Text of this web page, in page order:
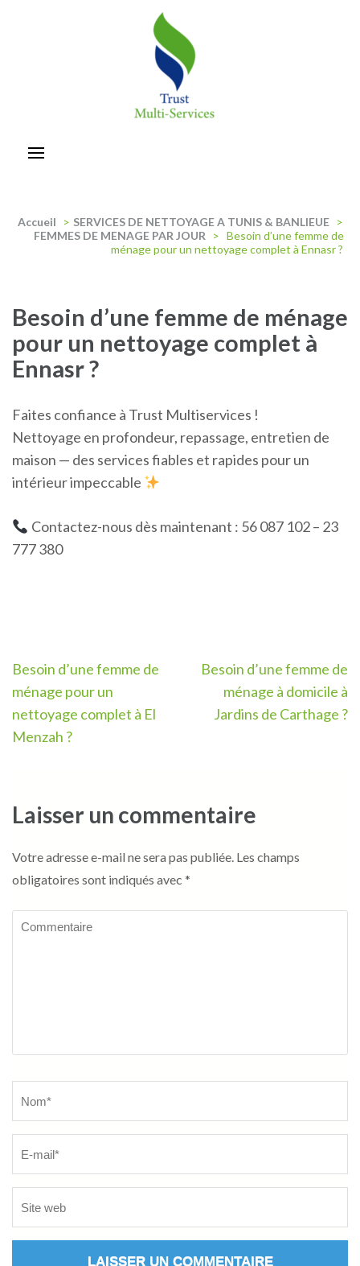
Accueil > SERVICES DE NETTOYAGE A TUNIS & BANLIEUE >
FEMMES DE MENAGE PAR JOUR
> Besoin d’une femme de
ménage pour un nettoyage complet à Ennasr ?
Besoin d’une femme de ménage
pour un nettoyage complet à
Ennasr ?
Faites confiance à Trust Multiservices !
Nettoyage en profondeur, repassage, entretien de
maison — des services fiables et rapides pour un
intérieur impeccable
Contactez-nous dès maintenant : 56 087 102 – 23
777 380
Navigation
de
l’article
Besoin d’une femme de
ménage pour un
nettoyage complet à El
Menzah ?
Besoin d’une femme de
ménage à domicile à
Jardins de Carthage ?
Laisser un commentaire
Votre adresse e-mail ne sera pas publiée. Les champs
obligatoires sont indiqués avec *
Commentaire